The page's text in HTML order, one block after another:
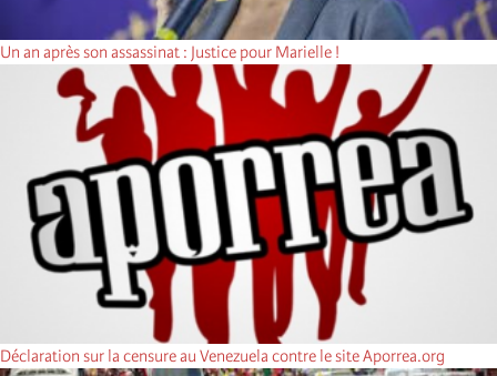
Un an après son assassinat : Justice pour Marielle !
Déclaration sur la censure au Venezuela contre le site Aporrea.org